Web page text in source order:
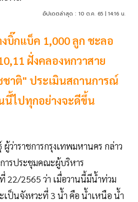
อัปเดตล่าสุด : 10 ต.ค. 65 | 14:16 น.
บิ๊กแบ็ค 1,000 ลูก ชะลอ
ฝั่งคลองหกวาสาย
าติ" ประเมินสถานการณ์
นี้ไปทุกอย่างจะดีขึ้น
ว่าราชการกรุงเทพมหานคร กล่าว
ารประชุมคณะผู้บริหาร
22/2565 ว่า เมื่อวานนี้มีน้ำท่วม
ป็นจังหวะที่ 3 น้ำ คือ น้ำเหนือ น้ำ